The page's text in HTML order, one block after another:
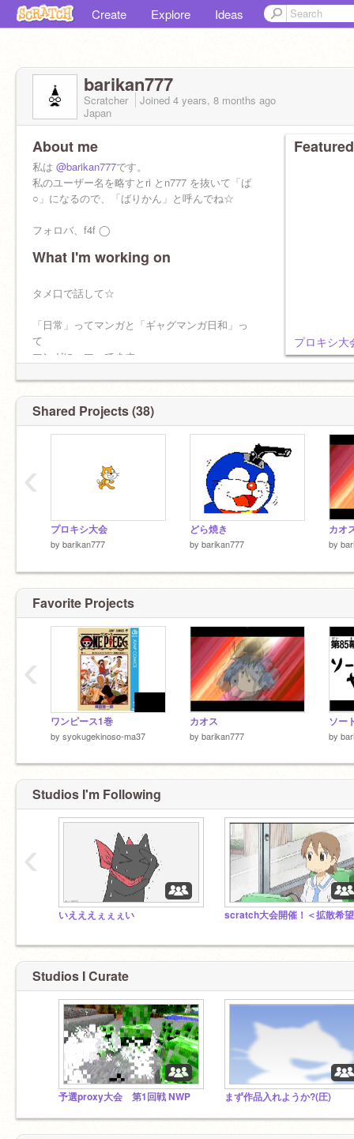
Create Explore Ideas
barikan777
Scratcher Joined 4 years, 8 months ago
Japan
About me
私は @barikan777です。
私のユーザー名を略すとri とn777 を抜いて「ば
○」になるので、「ばりかん」と呼んでね☆
フォロバ、f4f ◯
What I'm working on
タメ口で話して☆
「日常」ってマンガと「ギャグマンガ日和」っ
て
マンガにハマってます
スク友
・@doragonn789
プロキシ大
Shared Projects (38)
プロキシ大会
by barikan777
どら焼き
by barikan777
カオ
by
‹
Favorite Projects
ワンピース1巻
by syokugekinoso-ma37
カオス
by barikan777
ソー
by
‹
Studios I'm Following
いえええぇぇぇい
‹
Studios I Curate
予選proxy大会 第1回戦 NWP まず作品入れようか?(圧)